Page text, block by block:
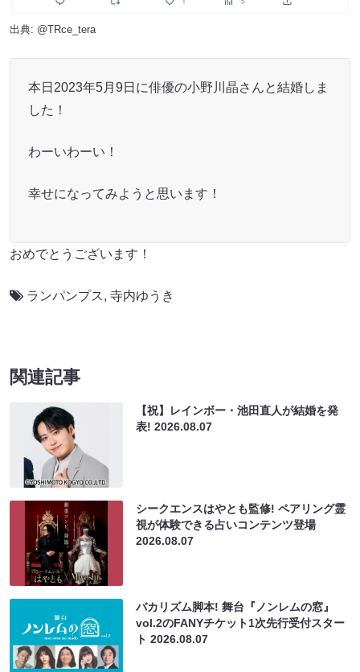
出典: @TRce_tera
本日2023年5月9日に俳優の小野川晶さんと結婚しま
した！
わーいわーい！
幸せになってみようと思います！
おめでとうございます！
ランパンプス, 寺内ゆうき
関連記事
【祝】レインボー・池田直人が結婚を発
表!2026.08.07
シークエンスはやとも監修! ペアリング霊
視が体験できる占いコンテンツ登場
2026.08.07
バカリズム脚本! 舞台『ノンレムの窓』
vol.2のFANYチケット1次先行受付スター
ト2026.08.07